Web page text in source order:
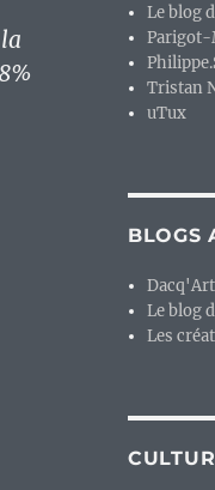
de
Le blog
Tristan
uTux
BLOGS
Dacq'Art
Le blog
Les